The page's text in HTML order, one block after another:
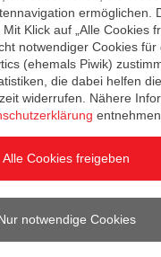
und Vernetzung in der
und Messen
–
Nachwuchskräften ins
und Messen
und
ermöglichen.
Klick auf „Alle Cookies
notwendiger Cookies
(ehemals Piwik)
die dabei helfen
widerrufen. Nähere
entnehmen.
Alle Cookies freigeben
notwendige Cookies